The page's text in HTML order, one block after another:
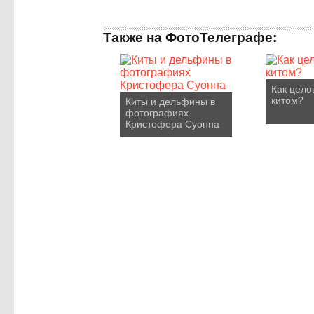
Также на ФотоТелеграфе:
Киты и дельфины в
фотографиях
Кристофера Суонна
Как
китом?